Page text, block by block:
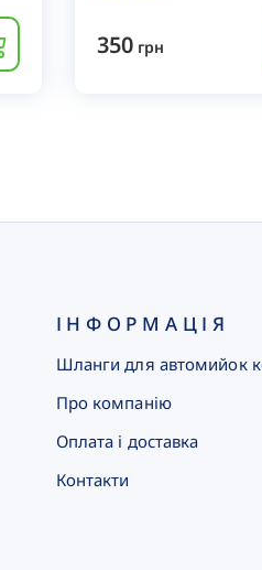
350 грн
ІНФОРМАЦІЯ
Шланги для автомийок
Про компанію
Оплата і доставка
Контакти